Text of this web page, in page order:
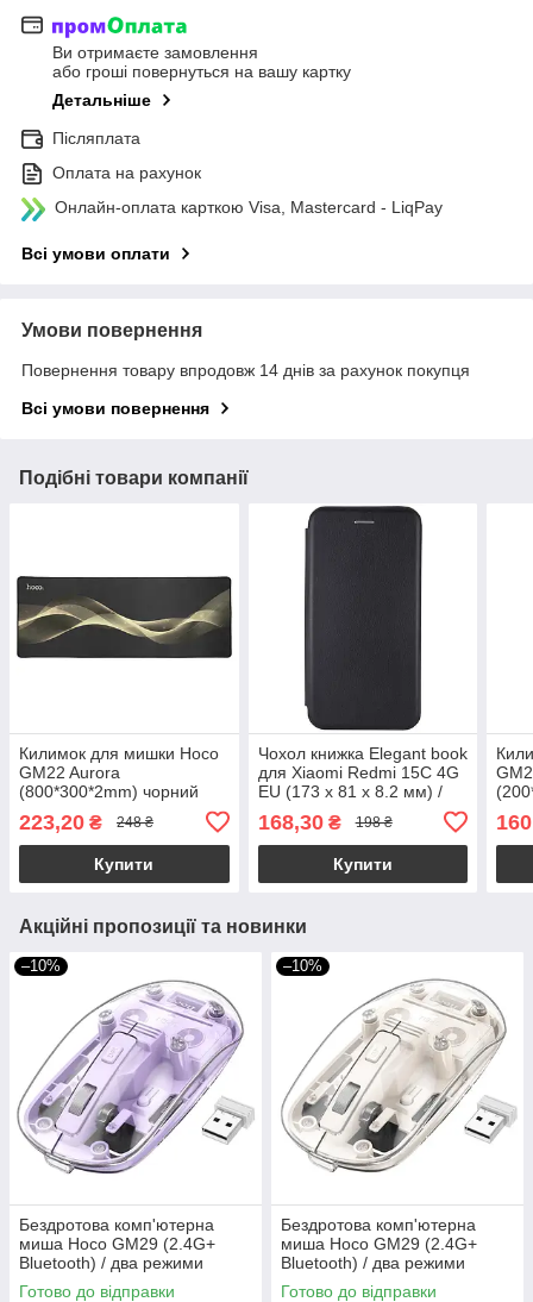
Ви отримаєте замовлення
або гроші повернуться на вашу картку
Детальніше
Післяплата
Оплата на рахунок
Онлайн-оплата карткою Visa, Mastercard - LiqPay
Всі умови оплати
Умови повернення
Повернення товару впродовж 14 днів за рахунок покупця
Всі умови повернення
Подібні товари компанії
Килимок для мишки Hoco
GM22 Aurora
(800*300*2mm) чорний
223,20 ₴ 248 ₴
Купити
Чохол книжка Elegant book
для Xiaomi Redmi 15C 4G
EU (173 x 81 x 8.2 мм) /
168,30₴ 198 ₴
Купити
Акційні пропозиції та новинки
–10%
Бездротова комп'ютерна
миша Hoco GM29 (2.4G+
Bluetooth) / два режими
підключення / фіолетовий
Готово до відправки
–10%
Бездротова комп'ютерна
миша Hoco GM29 (2.4G+
Bluetooth) / два режими
підключення / білий
Готово до відправки